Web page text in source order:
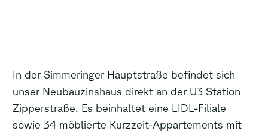
In der Simmeringer Hauptstraße befindet sich
unser Neubauzinshaus direkt an der U3 Station
Zipperstraße. Es beinhaltet eine LIDL-Filiale
sowie 34 möblierte Kurzzeit-Appartements mit